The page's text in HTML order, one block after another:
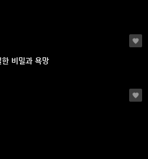
비밀과 욕망